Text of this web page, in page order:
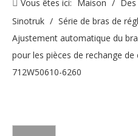
Vous êtes ici: Maison /
Sinotruk / Série de bras de
Ajustement automatique du
pour les pièces de rechange
712W50610-6260